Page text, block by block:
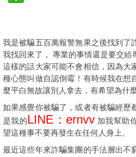
我是被騙五百萬報警無果之後找到了
我找回來了， 專業的事情還是要交給
這樣的話大家可能不會相信，因為大
種心態叫做自認倒霉！有時候我在想
麼平白無故讓別人拿去，有希望為什
如果感覺你被騙了，或者有被騙經歷
是我的LINE：ernvv 加我幫助
望這種事不要再發生在任何人身上。
最近這些年來詐騙集團的手法層出不